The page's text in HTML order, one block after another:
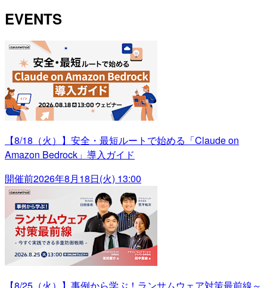
EVENTS
【8/18（火）】安全・最短ルートで始める「Claude on
Amazon Bedrock」導入ガイド
開催前2026年8月18日(火) 13:00
【8/25（火）】事例から学ぶ！ランサムウェア対策最前線～